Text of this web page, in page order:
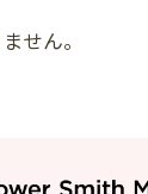
せん。